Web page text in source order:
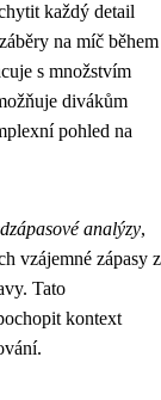
každý detail
na míč během
s množstvím
divákům
pohled na
analýzy,
vzájemné zápasy z
Tato
kontext